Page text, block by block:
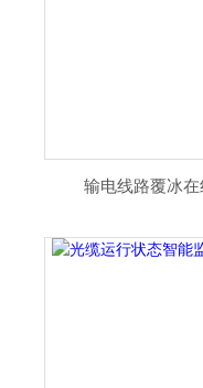
输电线路覆冰在